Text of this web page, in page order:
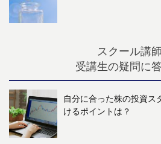
スクール講
受講生の疑問に
自分に合った株の投資ス
けるポイントは？